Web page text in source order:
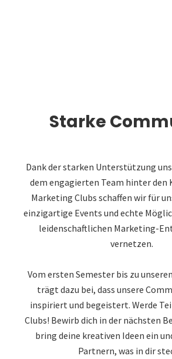
Starke
Dank der starken Unterstützung
dem engagierten Team hinter den
Marketing Clubs schaffen wir für
einzigartige Events und echte
leidenschaftlichen Marketing-
vernetzen.
Vom ersten Semester bis zu
trägt dazu bei, dass unsere
inspiriert und begeistert. Werde
Clubs! Bewirb dich in der nächsten
bring deine kreativen Ideen ein
Partnern, was in dir